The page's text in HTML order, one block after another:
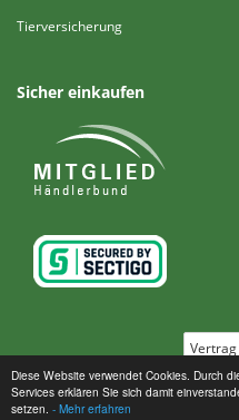
Diese Website verwendet Cookies. Durch
Services erklären Sie sich damit
setzen. - Mehr erfahren
Tierversicherung
Sicher einkaufen
*Alle Preise inkl.